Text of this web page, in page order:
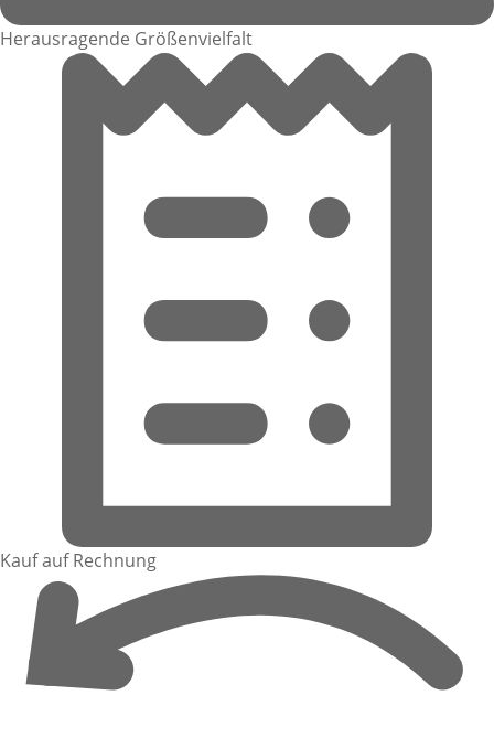
Herausragende Größenvielfalt
Kauf auf Rechnung